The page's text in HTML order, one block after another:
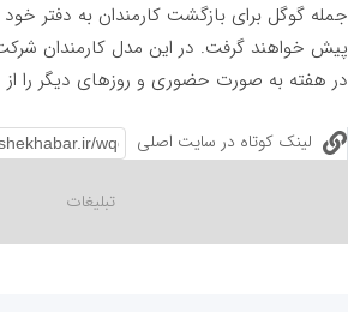
جمله گوگل برای بازگشت کارمندان به دفتر
پیش خواهند گرفت. در این مدل کارمندان
در هفته به صورت حضوری و روزهای دیگر را از
لینک کوتاه در سایت اصلی